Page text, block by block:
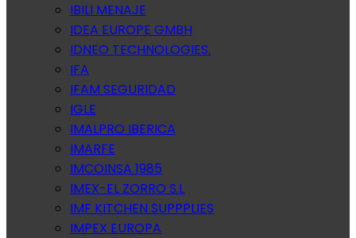
IBILI MENAJE
IDEA EUROPE GMBH
IDNEO TECHNOLOGIES.
IFA
IFAM SEGURIDAD
IGLE
IMALPRO IBERICA
IMARFE
IMCOINSA 1985
IMEX-EL ZORRO S.L
IMF KITCHEN SUPPPLIES
IMPEX EUROPA